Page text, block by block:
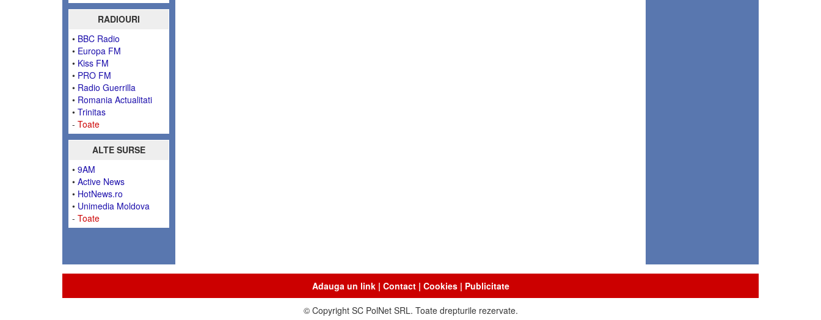
RADIOURI
• BBC Radio
• Europa FM
• Kiss FM
• PRO FM
• Radio Guerrilla
• Romania Actualitati
• Trinitas
- Toate
ALTE SURSE
• 9AM
• Active News
• HotNews.ro
• Unimedia Moldova
- Toate
Adauga un link| Contact| Cookies| Publicitate
© Copyright SC PolNet SRL. Toate drepturile rezervate.